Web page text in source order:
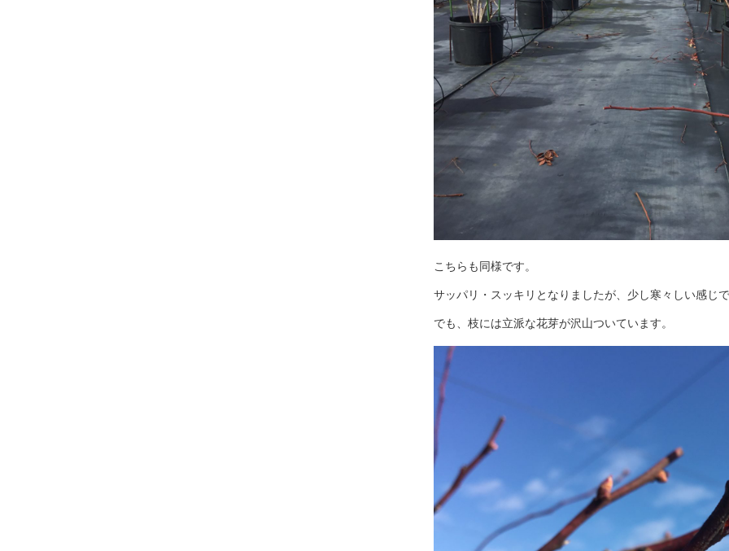
こちらも同様です。
サッパリ・スッキリとなりましたが、少し寒々しい感じ
でも、枝には立派な花芽が沢山ついています。